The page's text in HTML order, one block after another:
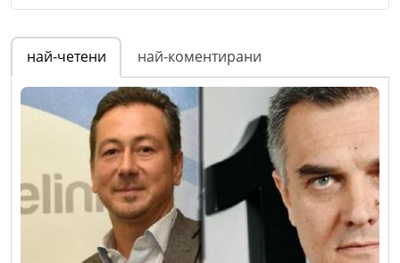
Коментар*
Откажи
Име*
Коментар*
най-четени най-коментирани